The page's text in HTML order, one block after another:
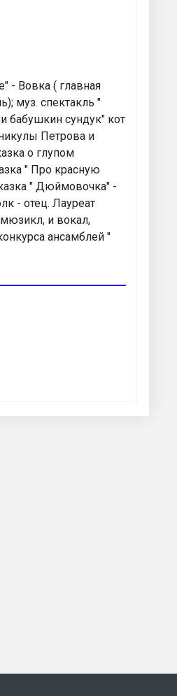
- Вовка ( главная
муз. спектакль "
бабушкин сундук" кот
Петрова и
о глупом
" Про красную
" Дюймовочка" -
- отец. Лауреат
и вокал,
ансамблей "